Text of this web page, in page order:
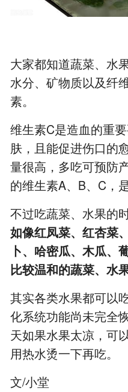
大家都知道蔬菜、水
水分、矿物质以及纤
素。
维生素C是造血的重
肤，且能促进伤口的
量很高，多吃可预防
的维生素A、B、C，
不过吃蔬菜、水果的
如像红凤菜、红杏菜
卜、哈密瓜、木瓜、
比较温和的蔬菜、水
其实各类水果都可以
化系统功能尚未完全
天如果水果太凉，可
用热水烫一下再吃。
文/小堂